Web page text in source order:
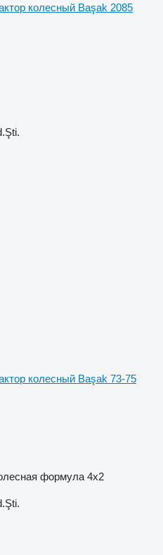
колесный Başak 2085
колесный Başak 73-75
формула 4x2